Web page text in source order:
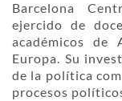
Barcelona
ejercido de
académicos de
Europa. Su
de la política
procesos